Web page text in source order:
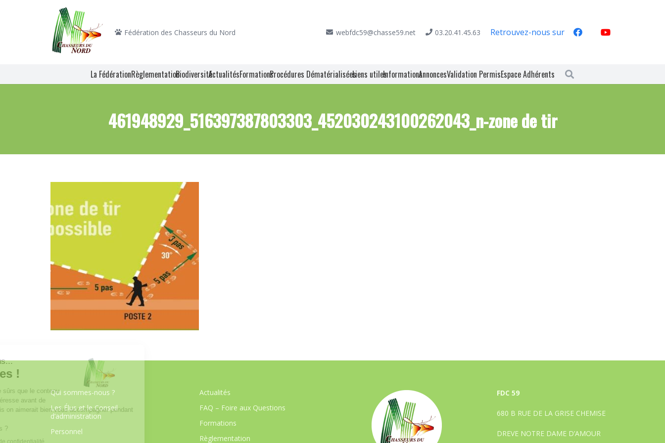
Fédération des Chasseurs du Nord webfdc59@chasse59.net 03.20.41.45.63 Retrouvez-nous sur
La FédérationRèglementationBiodiversitéActualitésFormationsProcédures DématérialiséesLiens utilesInformationsAnnoncesValidation PermisEspace Adhérents
461948929_516397387803303_452030243100262043_n-zone de tir
Qui sommes-nous ?
Les Élus et le Conseil
d’administration
Personnel
Actualités
FAQ – Foire aux Questions
Formations
Règlementation
FDC 59
680 B RUE DE LA GRISE CHEMISE
DREVE NOTRE DAME D’AMOUR